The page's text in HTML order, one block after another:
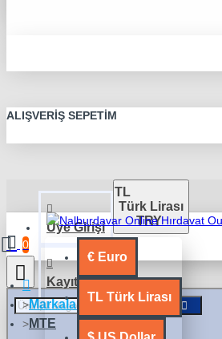
ALIŞVERIŞ SEPETIM
Üye Girişi
Kayıt Ol
TL
Türk Lirası
TRY
€ Euro
TL Türk Lirası
0
Markalar
MTE